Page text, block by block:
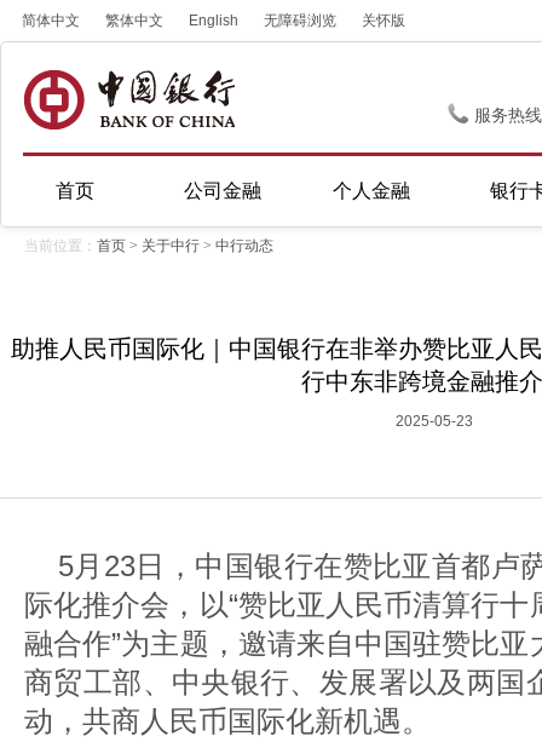
简体中文 繁体中文 English 无障碍浏览 关怀版
服务热
首页 公司金融 个人金融 银行
当前位置： 首页 > 关于中行 > 中行动态
助推人民币国际化｜中国银行在非举办赞比亚人
行中东非跨境金融推
2025-05-23
5月23日，中国银行在赞比亚首都卢
际化推介会，以“赞比亚人民币清算行
融合作”为主题，邀请来自中国驻赞比
商贸工部、中央银行、发展署以及两国
动，共商人民币国际化新机遇。